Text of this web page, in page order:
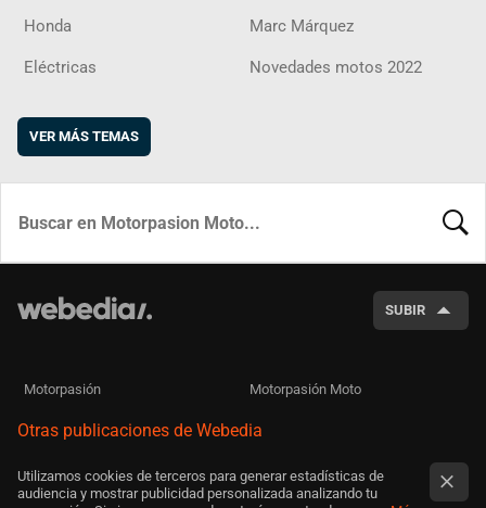
Honda Marc Márquez
Eléctricas Novedades motos 2022
VER MÁS TEMAS
SUBIR
Motorpasión Motorpasión Moto
Otras publicaciones de Webedia
Utilizamos cookies de terceros para generar estadísticas de
audiencia y mostrar publicidad personalizada analizando tu